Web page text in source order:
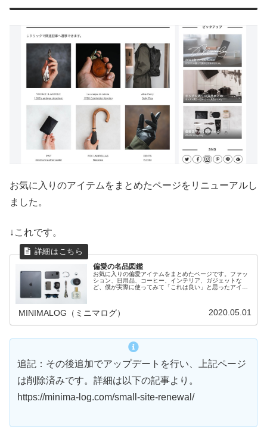
お気に入りのアイテムをまとめたページをリニューアルし
ました。
↓これです。
偏愛の名品図鑑
お気に入りの偏愛アイテムをまとめたページです。ファッ
ション、日用品、コーヒー、インテリア、ガジェットな
ど、僕が実際に使ってみて「これは良い」と思ったアイテ
MINIMALOG（ミニマログ） 2020.05.01
追記：その後追加でアップデートを行い、上記ページ
は削除済みです。詳細は以下の記事より。
https://minima-log.com/small-site-renewal/